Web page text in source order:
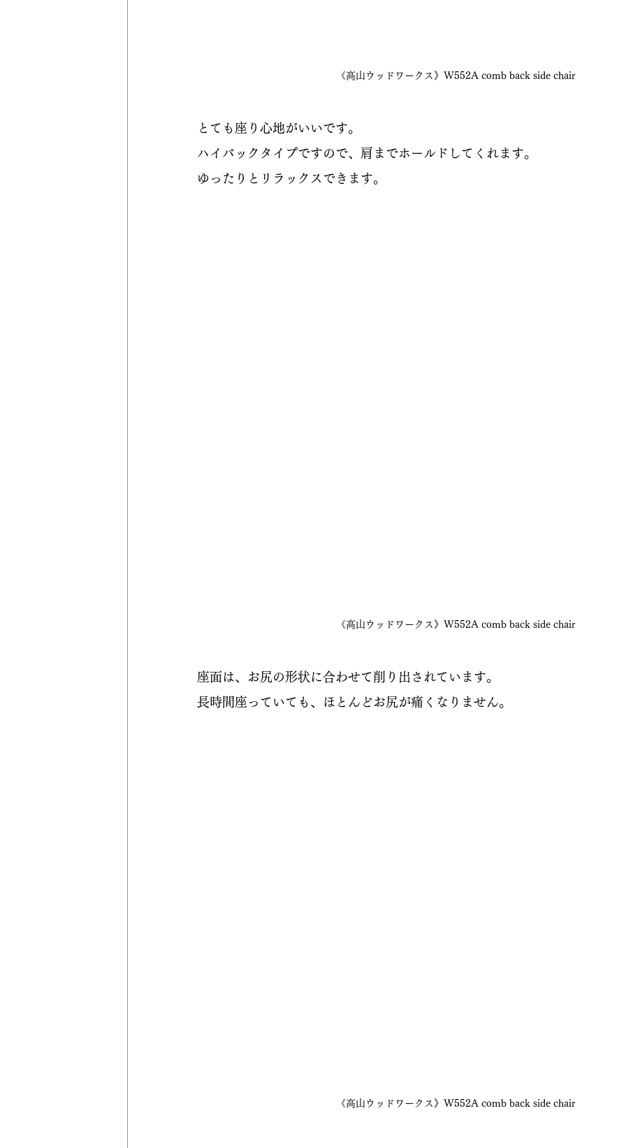
《高山ウッドワークス》W552A comb back side chair
とても座り心地がいいです。
ハイバックタイプですので、肩までホールドしてくれます。
ゆったりとリラックスできます。
《高山ウッドワークス》W552A comb back side chair
座面は、お尻の形状に合わせて削り出されています。
長時間座っていても、ほとんどお尻が痛くなりません。
《高山ウッドワークス》W552A comb back side chair